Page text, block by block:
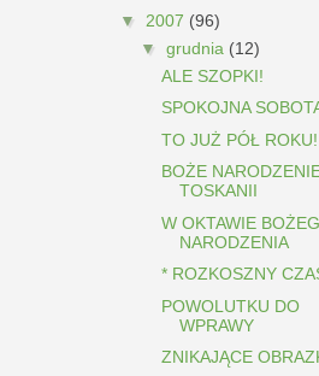
▼ 2007 (96)
▼ grudnia (12)
ALE SZOPKI!
SPOKOJNA
TO JUŻ PÓŁ ROKU!
BOŻE
TOSKANII
W OKTAWIE
NARODZENIA
* ROZKOSZNY
POWOLUTKU DO
WPRAWY
ZNIKAJĄCE